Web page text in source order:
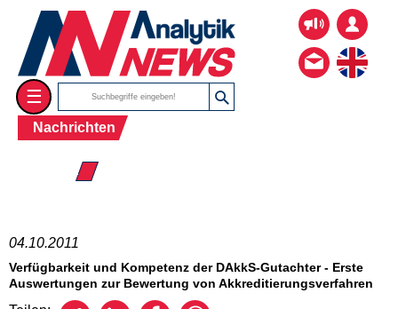
☰
Nachrichten
☰ 2011
04.10.2011
Verfügbarkeit und Kompetenz der DAkkS-Gutachter - Erste
Auswertungen zur Bewertung von Akkreditierungsverfahren